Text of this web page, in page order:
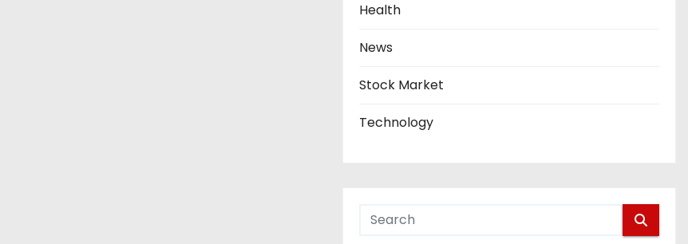
Health
News
Stock Market
Technology